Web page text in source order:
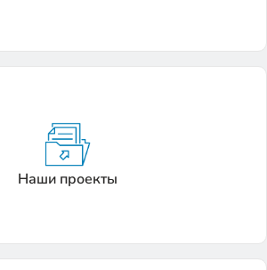
Наши проекты